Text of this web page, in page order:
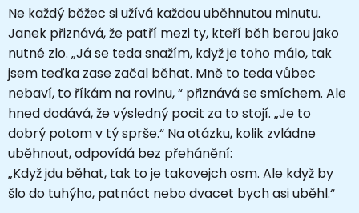
Ne každý běžec si užívá každou uběhnutou minutu.
Janek přiznává, že patří mezi ty, kteří běh berou jako
nutné zlo. „Já se teda snažím, když je toho málo, tak
jsem teďka zase začal běhat. Mně to teda vůbec
nebaví, to říkám na rovinu, “ přiznává se smíchem. Ale
hned dodává, že výsledný pocit za to stojí. „Je to
dobrý potom v tý sprše.“ Na otázku, kolik zvládne
uběhnout, odpovídá bez přehánění:
„Když jdu běhat, tak to je takovejch osm. Ale když by
šlo do tuhýho, patnáct nebo dvacet bych asi uběhl.“